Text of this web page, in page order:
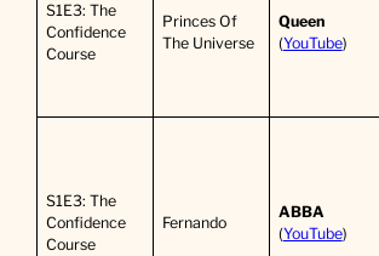
S1E3: The
Confidence
Course
Princes Of
The Universe
Queen
(YouTube)
S1E3: The
Confidence
Course
Fernando
ABBA
(YouTube)